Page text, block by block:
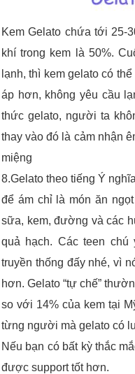
Kem Gelato chứa tới 25-
khí trong kem là 50%.
lạnh, thì kem gelato có
áp hơn, không yêu cầu
thức gelato, người ta
thay vào đó là cảm nhận
miệng
8.Gelato theo tiếng Ý
để ám chỉ là món ăn
sữa, kem, đường và các
quả hạch. Các teen
truyền thống đấy nhé, vì
hơn. Gelato “tự chế”
so với 14% của kem tại
từng người mà gelato có
Nếu bạn có bất kỳ thắc
được support tốt hơn.